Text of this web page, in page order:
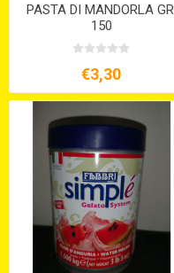
PASTA DI MANDORLA GR.
150
€3,30